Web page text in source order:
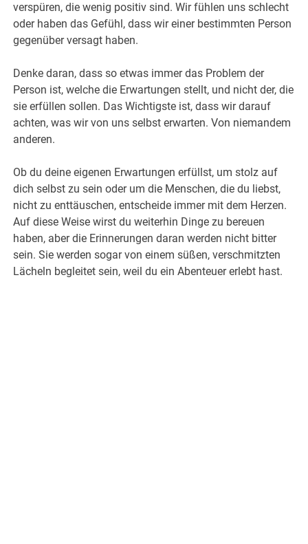
verspüren, die wenig positiv sind. Wir fühlen uns schlecht
oder haben das Gefühl, dass wir einer bestimmten Person
gegenüber versagt haben.
Denke daran, dass so etwas immer das Problem der
Person ist, welche die Erwartungen stellt, und nicht der, die
sie erfüllen sollen. Das Wichtigste ist, dass wir darauf
achten, was wir von uns selbst erwarten. Von niemandem
anderen.
Ob du deine eigenen Erwartungen erfüllst, um stolz auf
dich selbst zu sein oder um die Menschen, die du liebst,
nicht zu enttäuschen, entscheide immer mit dem Herzen.
Auf diese Weise wirst du weiterhin Dinge zu bereuen
haben, aber die Erinnerungen daran werden nicht bitter
sein. Sie werden sogar von einem süßen, verschmitzten
Lächeln begleitet sein, weil du ein Abenteuer erlebt hast.